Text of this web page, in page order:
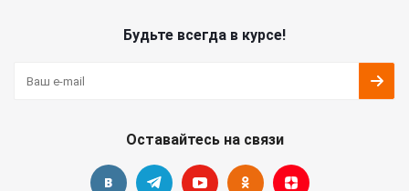
Будьте всегда в курсе!
Оставайтесь на связи